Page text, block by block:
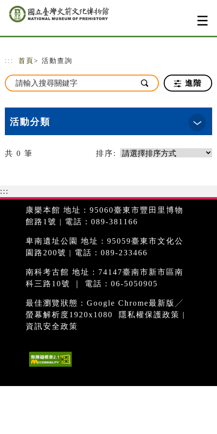
跳到主要內容
網站導覽
::: 首頁 > 活動查詢
進階
活動分類
共 0 筆 排序:
:::
康樂本館 地址：95060臺東市豐田里博物
館路1號 | 電話：089-381166
卑南遺址公園 地址：95059臺東市文化公
園路200號 | 電話：089-233466
南科考古館 地址：74147臺南市新市區南
科三路10號 ｜ 電話：06-5050905
最佳瀏覽狀態：Google Chrome最新版╱
螢幕解析度1920x1080
隱私權保護政策 |
資訊安全政策